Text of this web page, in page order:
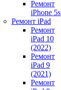
Ремонт
iPhone 5s
Ремонт iPad
Ремонт
iPad 10
(2022)
Ремонт
iPad 9
(2021)
Ремонт